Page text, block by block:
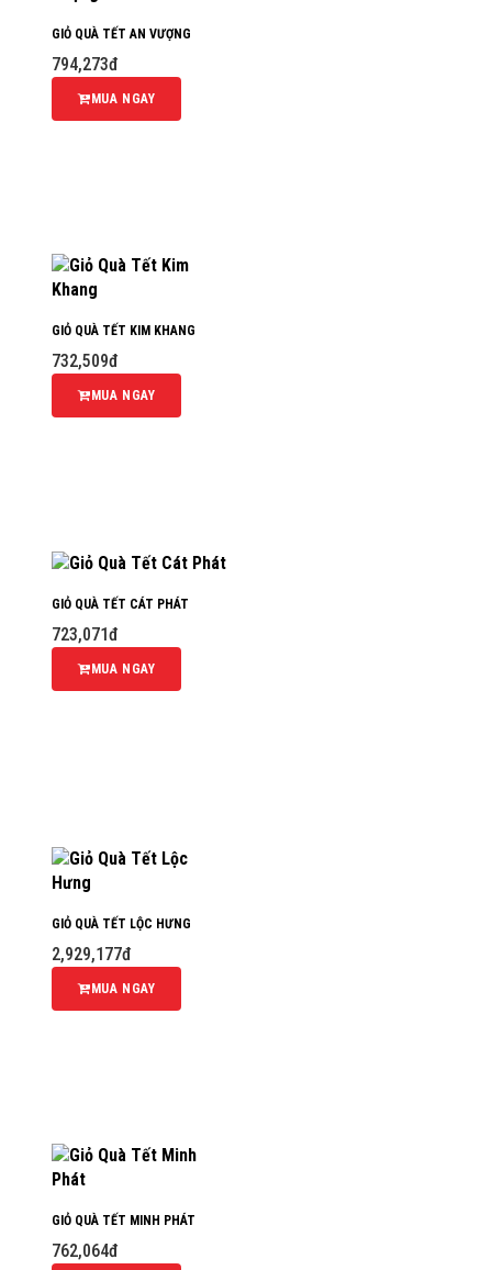
GIỎ QUÀ TẾT AN VƯỢNG
794,273đ
MUA NGAY
GIỎ QUÀ TẾT KIM KHANG
732,509đ
MUA NGAY
GIỎ QUÀ TẾT CÁT PHÁT
723,071đ
MUA NGAY
GIỎ QUÀ TẾT LỘC HƯNG
2,929,177đ
MUA NGAY
GIỎ QUÀ TẾT MINH PHÁT
762,064đ